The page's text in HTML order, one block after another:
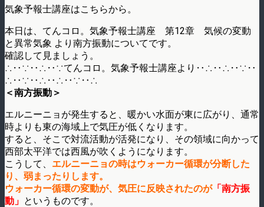
気象予報士講座はこちらから。
本日は、てんコロ。気象予報士講座 第12章 気候の変動
と異常気象 より南方振動についてです。
確認して見ましょう。
∴‥∵‥∴‥∵てんコロ。気象予報士講座より‥∴‥∴‥∵‥
∴‥∵‥∴‥∴‥∵‥∴
＜南方振動＞
エルニーニョが発生すると、暖かい水面が東に広がり、通常
時よりも東の海域上で気圧が低くなります。
すると、そこで対流活動が活発になり、その領域に向かって
西部太平洋では西風が吹くようになります。
こうして、 エルニーニョの時はウォーカー循環が分断した
り、弱まったりします。
ウォーカー循環の変動が、気圧に反映されたのが「南方振
動」 というものです。